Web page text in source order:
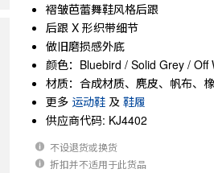
褶皱芭蕾舞鞋风格后跟
后跟 X 形织带细节
做旧磨损感外底
颜色：Bluebird / Solid Grey / Off
材质：合成材质、麂皮、帆布、
更多 运动鞋 及 鞋履
供应商代码: KJ4402
不设退货或换货
折扣并不适用于此货品